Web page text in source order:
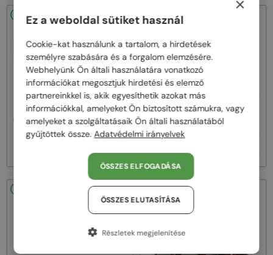
48/72 -20%
Celine—Napszemüvegek
CL40242I - 01B - 53
48/72
Celine— Napszemüvegek
CL40246U-Y - 30H - 61
48/72 -20%
×
Ez a weboldal sütiket használ
Cookie-kat használunk a tartalom, a hirdetések
személyre szabására és a forgalom elemzésére.
Webhelyünk Ön általi használatára vonatkozó
információkat megosztjuk hirdetési és elemző
partnereinkkel is, akik egyesíthetik azokat más
információkkal, amelyeket Ön biztosított számukra, vagy
amelyeket a szolgáltatásaik Ön általi használatából
gyűjtöttek össze. Adatvédelmi irányelvek
ÖSSZES ELFOGADÁSA
ÖSSZES ELUTASÍTÁSA
Részletek megjelenítése